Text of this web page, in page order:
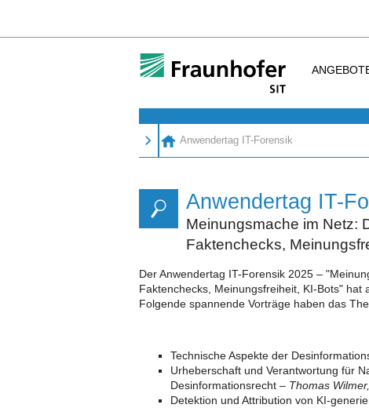
Anwendertag IT-Forensik
Anwendertag IT-
Meinungsmache im Netz:
Faktenchecks,
Der Anwendertag IT-Forensik 2025 –
Faktenchecks, Meinungsfreiheit, KI-Bots" hat
Folgende spannende Vorträge haben das
Technische Aspekte der
Urheberschaft und Verantwortung für
Desinformationsrecht – Thomas
Detektion und Attribution von KI-